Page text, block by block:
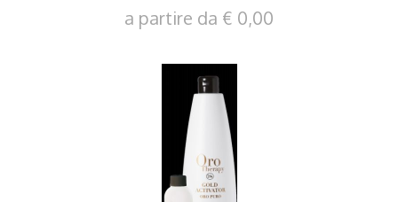
a partire da € 0,00
DETTAGLI